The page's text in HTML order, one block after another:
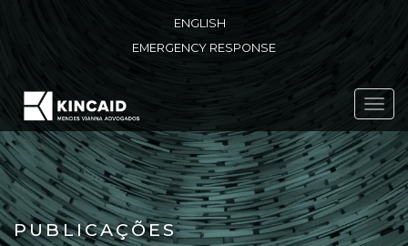
ENGLISH
EMERGENCY RESPONSE
PUBLICAÇÕES